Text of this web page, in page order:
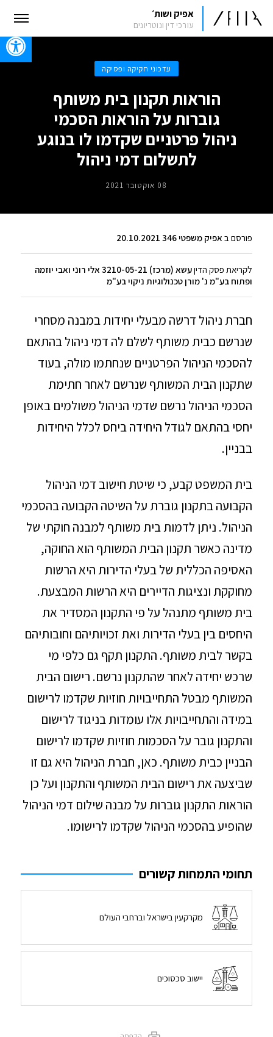
אפיק ושות׳
עורכי דין ונוטריונים
עדכוני חקיקה ופסיקה
הוראות תקנון בית משותף
גוברות על הוראות הסכמי
ניהול פרטניים שקדמו לו בנוגע
לתשלום דמי ניהול
08 אוקטובר 2021
פורסם ב אפיק משפטי 346 20.10.2021
לקריאת פסק הדין
עשא (מרכז) 3210-05-21 אלי רוני ואבי יוזמה
ופתוח בע"מ נ' מורן טכנולוגיות ניקוי בע"מ
חברת ניהול דרשה מבעלי יחידות במבנה מסחרי
שנרשם כבית משותף לשלם לה דמי ניהול בהתאם
להסכמי הניהול הפרטניים שנחתמו מולה, בעוד
שתקנון הבית המשותף שנרשם לאחר חתימת
הסכמי הניהול נרשם שדמי הניהול משולמים באופן
יחסי בהתאם לגודל היחידה ביחס לכלל היחידות
בבניין.
בית המשפט קבע, כי שיטת חישוב דמי הניהול
הקבועה בתקנון גוברת על השיטה הקבועה בהסכמי
הניהול. ניתן לדמות בית משותף למבנה חוקתי של
מדינה כאשר תקנון הבית המשותף הוא החוקה,
האסיפה הכללית של בעלי הדירות היא הרשות
מחוקקת ונציגות הדיירים היא הרשות המבצעת.
בית משותף מתנהל על פי התקנון המסדיר את
היחסים בין בעלי הדירות ואת זכויותיהם וחובותיהם
בקשר לבית משותף. התקנון תקף גם כלפי מי
שרכש יחידה לאחר שהתקנון נרשם. רישום הבית
המשותף מבטל התחייבויות חוזיות שקדמו לרישום
במידה והתחייבויות אלו עומדות בניגוד לרישום
והתקנון גובר על הסכמות חוזיות שקדמו לרישום
הבניין כבית משותף. כאן, חברת הניהול היא גם זו
שביצעה את רישום הבית המשותף והתקנון ועל כן
הוראות התקנון גוברות על מבנה שילום דמי הניהול
שהופיע בהסכמי הניהול שקדמו לרישומו.
תחומי התמחות קשורים
מקרקעין בישראל וברחבי העולם
יישוב סכסוכים